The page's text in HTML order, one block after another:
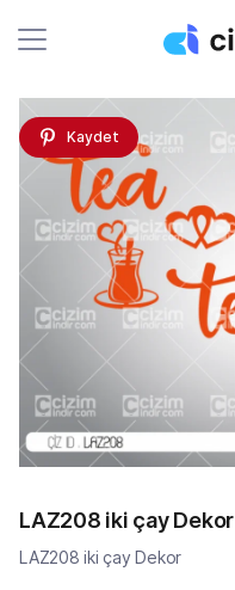
Kaydet
LAZ208 iki çay Dekor
LAZ208 iki çay Dekor